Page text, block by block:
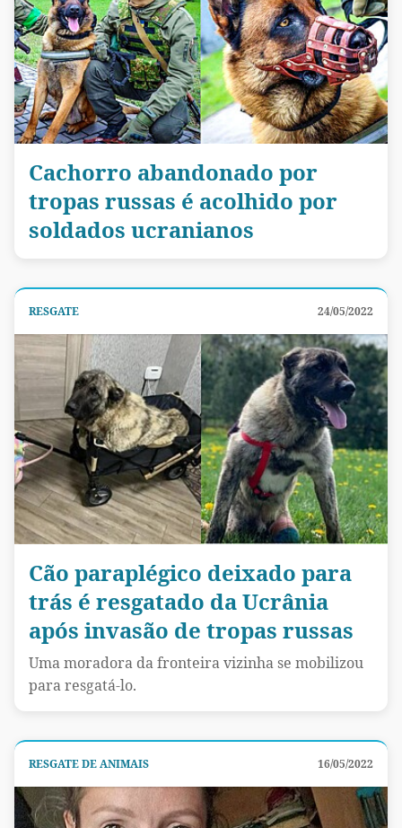
Cachorro abandonado por
tropas russas é acolhido por
soldados ucranianos
RESGATE 24/05/2022
Cão paraplégico deixado para
trás é resgatado da Ucrânia
após invasão de tropas russas
Uma moradora da fronteira vizinha se mobilizou
para resgatá-lo.
RESGATE DE ANIMAIS 16/05/2022